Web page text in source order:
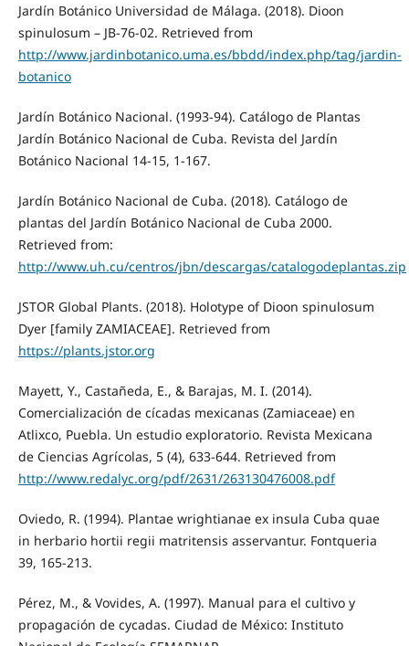
Jardín Botánico Universidad de Málaga. (2018). Dioon
spinulosum – JB-76-02. Retrieved from
http://www.jardinbotanico.uma.es/bbdd/index.php/tag/jardin-
botanico
Jardín Botánico Nacional. (1993-94). Catálogo de Plantas
Jardín Botánico Nacional de Cuba. Revista del Jardín
Botánico Nacional 14-15, 1-167.
Jardín Botánico Nacional de Cuba. (2018). Catálogo de
plantas del Jardín Botánico Nacional de Cuba 2000.
Retrieved from:
http://www.uh.cu/centros/jbn/descargas/catalogodeplantas.zip
JSTOR Global Plants. (2018). Holotype of Dioon spinulosum
Dyer [family ZAMIACEAE]. Retrieved from
https://plants.jstor.org
Mayett, Y., Castañeda, E., & Barajas, M. I. (2014).
Comercialización de cícadas mexicanas (Zamiaceae) en
Atlixco, Puebla. Un estudio exploratorio. Revista Mexicana
de Ciencias Agrícolas, 5 (4), 633-644. Retrieved from
http://www.redalyc.org/pdf/2631/263130476008.pdf
Oviedo, R. (1994). Plantae wrightianae ex insula Cuba quae
in herbario hortii regii matritensis asservantur. Fontqueria
39, 165-213.
Pérez, M., & Vovides, A. (1997). Manual para el cultivo y
propagación de cycadas. Ciudad de México: Instituto